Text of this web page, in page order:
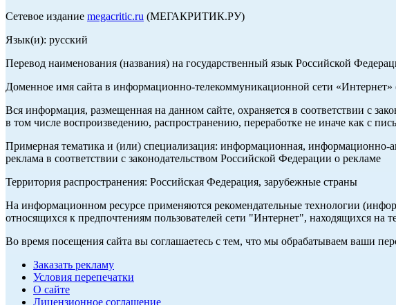
Сетевое издание megacritic.ru (МЕГАКРИТИК.РУ)
Язык(и): русский
Перевод наименования (названия) на государственный язык Российской
Доменное имя сайта в информационно-телекоммуникационной сети «Интернет»
Вся информация, размещенная на данном сайте, охраняется в соответствии с
в том числе воспроизведению, распространению, переработке не иначе как с
Примерная тематика и (или) специализация: информационная, информационно-
реклама в соответствии с законодательством Российской Федерации о рекламе
Территория распространения: Российская Федерация, зарубежные страны
На информационном ресурсе применяются рекомендательные технологии
относящихся к предпочтениям пользователей сети "Интернет", находящихся на
Во время посещения сайта вы соглашаетесь с тем, что мы обрабатываем ваши
Заказать рекламу
Условия перепечатки
О сайте
Лицензионное соглашение